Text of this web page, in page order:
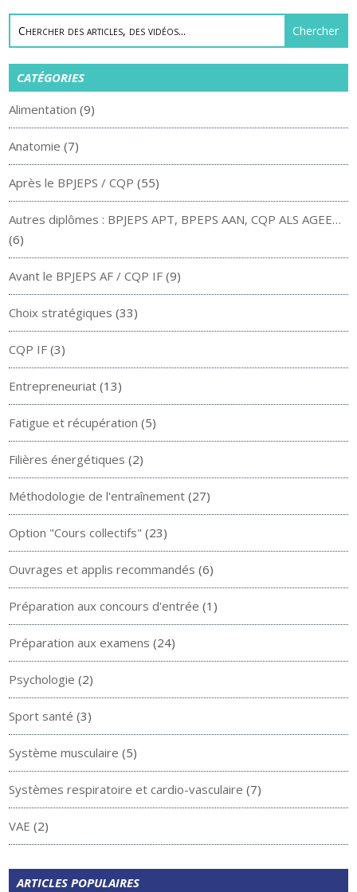
CATÉGORIES
Alimentation (9)
Anatomie (7)
Après le BPJEPS / CQP (55)
Autres diplômes : BPJEPS APT, BPEPS AAN, CQP ALS AGEE…
(6)
Avant le BPJEPS AF / CQP IF (9)
Choix stratégiques (33)
CQP IF (3)
Entrepreneuriat (13)
Fatigue et récupération (5)
Filières énergétiques (2)
Méthodologie de l'entraînement (27)
Option "Cours collectifs" (23)
Ouvrages et applis recommandés (6)
Préparation aux concours d'entrée (1)
Préparation aux examens (24)
Psychologie (2)
Sport santé (3)
Système musculaire (5)
Systèmes respiratoire et cardio-vasculaire (7)
VAE (2)
ARTICLES POPULAIRES